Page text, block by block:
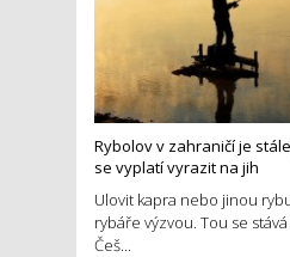
Rybolov v zahraničí je
se vyplatí vyrazit na jih
Ulovit kapra nebo jinou
rybáře výzvou. Tou se
Češ...